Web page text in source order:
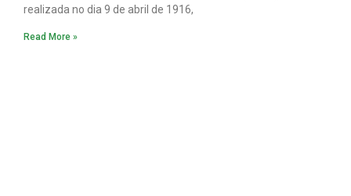
realizada no dia 9 de abril de 1916,
Read More »